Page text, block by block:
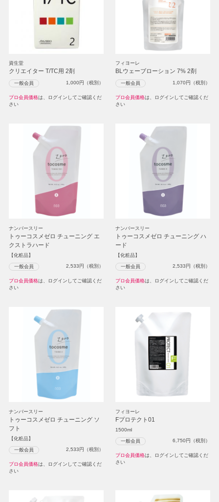
資生堂
クリエイター T/TC用 2剤
一般会員 1,000円（税別）
プロ会員価格は、ログインしてご確認くだ
さい
フィヨーレ
BLウェーブローション 7% 2剤
一般会員 1,070円（税別）
プロ会員価格は、ログインしてご確認くだ
さい
ナンバースリー
トゥーコスメゼロ チューニング エ
クストラハード
【化粧品】
一般会員 2,533円（税別）
プロ会員価格は、ログインしてご確認くだ
さい
ナンバースリー
トゥーコスメゼロ チューニング ハ
ード
【化粧品】
一般会員 2,533円（税別）
プロ会員価格は、ログインしてご確認くだ
さい
ナンバースリー
トゥーコスメゼロ チューニング ソ
フト
【化粧品】
一般会員 2,533円（税別）
プロ会員価格は、ログインしてご確認くだ
さい
フィヨーレ
Fプロテクト01
1500ml
一般会員 6,750円（税別）
プロ会員価格は、ログインしてご確認くだ
さい